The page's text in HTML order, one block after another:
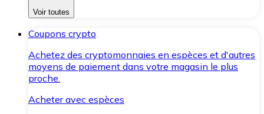
Voir toutes
Coupons crypto
Achetez des cryptomonnaies en espèces et d'autres
moyens de paiement dans votre magasin le plus
proche.
Acheter avec espèces